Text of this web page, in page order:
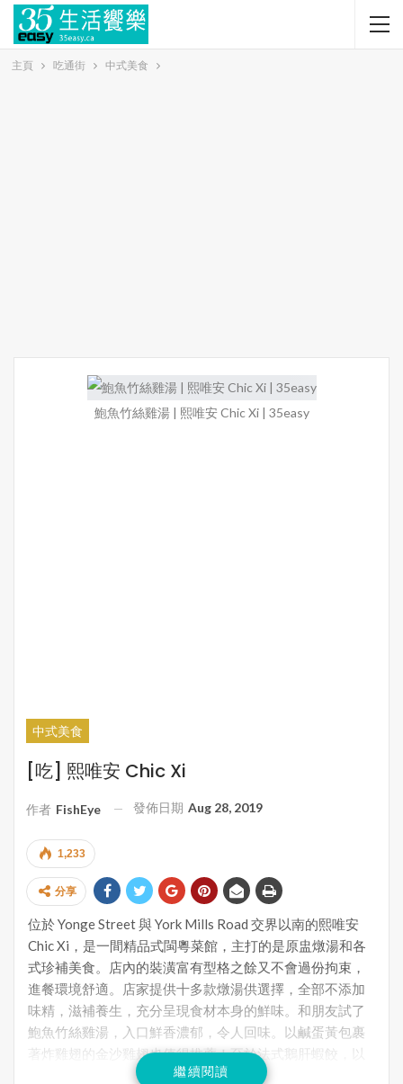
主頁 吃通街 中式美食
鮑魚竹絲雞湯 | 熙唯安 Chic Xi | 35easy
中式美食
[吃] 熙唯安 Chic Xi
作者 FishEye 發佈日期 Aug 28, 2019
1,233
分享
位於 Yonge Street 與 York Mills Road 交界以南的熙唯安
Chic Xi，是一間精品式閩粵菜館，主打的是原盅燉湯和各
式珍補美食。店內的裝潢富有型格之餘又不會過份拘束，
進餐環境舒適。店家提供十多款燉湯供選擇，全部不添加
味精，滋補養生，充分呈現食材本身的鮮味。和朋友試了
鮑魚竹絲雞湯，入口鮮香濃郁，令人回味。以鹹蛋黃包裹
著炸雞翅的金沙雞翅也值得推薦！至於法式鵝肝蝦餃，以
港式點心結合法式元素，創意可嘉，鵝肝與蝦肉的味道也
繼續閱讀